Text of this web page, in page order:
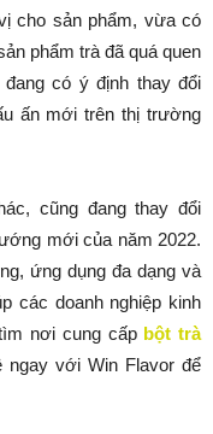
cho sản phẩm, vừa có
phẩm trà đã quá quen
có ý định thay đổi
ấn mới trên thị trường
cũng đang thay đổi
mới của năm 2022.
ứng dụng đa dạng và
các doanh nghiệp kinh
nơi cung cấp bột trà
với Win Flavor để